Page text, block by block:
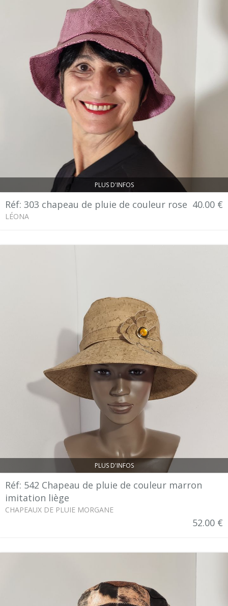
PLUS D'INFOS
Réf: 303 chapeau de pluie de couleur rose
LÉONA
40.00 €
PLUS D'INFOS
Réf: 542 Chapeau de pluie de couleur marron
imitation liège
CHAPEAUX DE PLUIE MORGANE
52.00 €